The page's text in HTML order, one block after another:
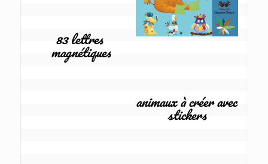
83 lettres
magnétiques
animaux à créer avec
stickers